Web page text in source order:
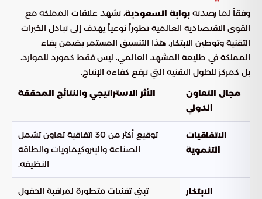
وفقاً لما رصدته بوابة السعودية، تشهد علاقات المملكة مع
القوى الاقتصادية العالمية تطوراً نوعياً يهدف إلى تبادل الخبرات
التقنية وتوطين الابتكار. هذا التنسيق المستمر يضمن بقاء
المملكة في طليعة المشهد العالمي، ليس فقط كمورد للموارد،
بل كمركز للحلول التقنية التي ترفع كفاءة الإنتاج.
مجال التعاون
الدولي
الأثر الاستراتيجي والنتائج المحققة
الاتفاقيات
التنموية
توقيع أكثر من 30 اتفاقية تعاون تشمل
الصناعة والبتروكيماويات والطاقة
النظيفة.
الابتكار
تبني تقنيات متطورة لمراقبة الحقول